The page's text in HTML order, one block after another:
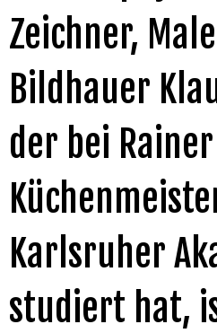
Zeichner,
Bildhauer
der bei Rainer
Karlsruher
studiert hat,